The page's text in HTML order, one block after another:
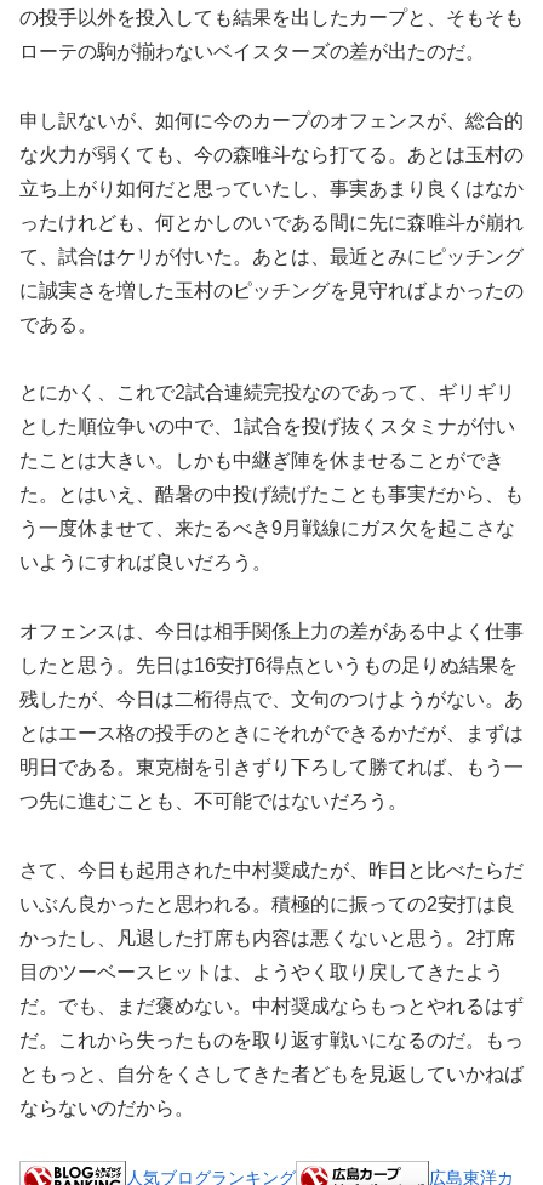
の投手以外を投入しても結果を出したカープと、そもそも
ローテの駒が揃わないベイスターズの差が出たのだ。
申し訳ないが、如何に今のカープのオフェンスが、総合的
な火力が弱くても、今の森唯斗なら打てる。あとは玉村の
立ち上がり如何だと思っていたし、事実あまり良くはなか
ったけれども、何とかしのいである間に先に森唯斗が崩れ
て、試合はケリが付いた。あとは、最近とみにピッチング
に誠実さを増した玉村のピッチングを見守ればよかったの
である。
とにかく、これで2試合連続完投なのであって、ギリギリ
とした順位争いの中で、1試合を投げ抜くスタミナが付い
たことは大きい。しかも中継ぎ陣を休ませることができ
た。とはいえ、酷暑の中投げ続げたことも事実だから、も
う一度休ませて、来たるべき9月戦線にガス欠を起こさな
いようにすれば良いだろう。
オフェンスは、今日は相手関係上力の差がある中よく仕事
したと思う。先日は16安打6得点というもの足りぬ結果を
残したが、今日は二桁得点で、文句のつけようがない。あ
とはエース格の投手のときにそれができるかだが、まずは
明日である。東克樹を引きずり下ろして勝てれば、もう一
つ先に進むことも、不可能ではないだろう。
さて、今日も起用された中村奨成たが、昨日と比べたらだ
いぶん良かったと思われる。積極的に振っての2安打は良
かったし、凡退した打席も内容は悪くないと思う。2打席
目のツーベースヒットは、ようやく取り戻してきたよう
だ。でも、まだ褒めない。中村奨成ならもっとやれるはず
だ。これから失ったものを取り返す戦いになるのだ。もっ
ともっと、自分をくさしてきた者どもを見返していかねば
ならないのだから。
人気ブログランキング 広島東洋カ